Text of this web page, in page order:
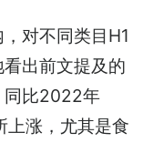
对不同类目H1
出前文提及的
同比2022年
上涨，尤其是食